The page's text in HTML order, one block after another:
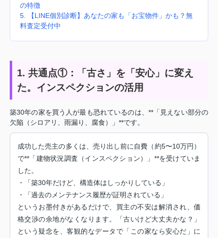
の特徴
5. 【LINE個別診断】あなたの家も「お宝物件」かも？無
料査定受付中
1. 共通点①：「古さ」を「安心」に変え
た。インスペクションの活用
築30年の家を買う人が最も恐れているのは、**「見えない部分の
欠陥（シロアリ、雨漏り、腐食）」**です。
成功した売主の多くは、売り出し前に自費（約5〜10万円）
で**「建物状況調査（インスペクション）」**を受けていま
した。
・「築30年だけど、構造体はしっかりしている」
・「過去のメンテナンス履歴が証明されている」
というお墨付きがあるだけで、買主の不安は解消され、価
格交渉の余地がなくなります。「古いけど大丈夫かな？」
という疑念を、客観的なデータで「この家なら安心だ」に